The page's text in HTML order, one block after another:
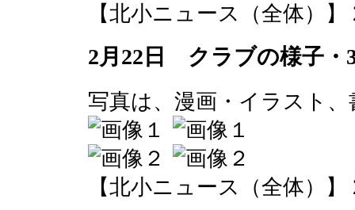
【北小ニュース（全体）】
2月22日 クラブの様子
写真は、漫画・イラスト
【北小ニュース（全体）】